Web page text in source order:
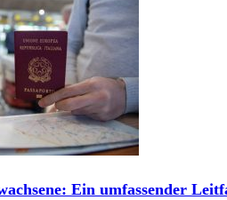
Ein umfassender